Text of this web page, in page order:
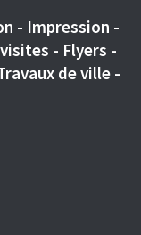
- Impression -
- Flyers -
de ville -